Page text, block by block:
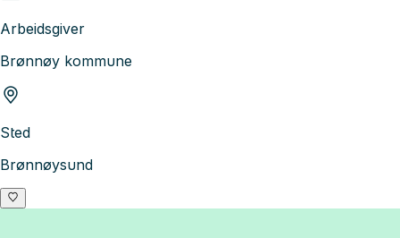
Arbeidsgiver
Brønnøy kommune
Sted
Brønnøysund